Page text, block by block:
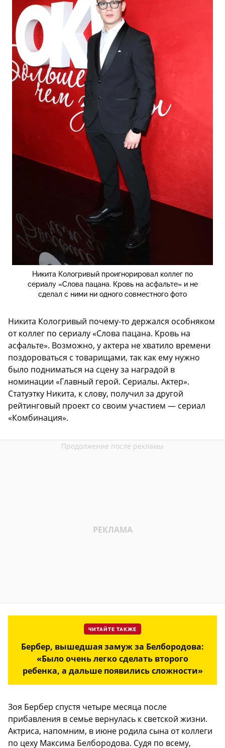
Никита Кологривый проигнорировал коллег по
сериалу «Слова пацана. Кровь на асфальте» и не
сделал с ними ни одного совместного фото
Никита Кологривый почему-то держался особняком
от коллег по сериалу «Слова пацана. Кровь на
асфальте». Возможно, у актера не хватило времени
поздороваться с товарищами, так как ему нужно
было подниматься на сцену за наградой в
номинации «Главный герой. Сериалы. Актер».
Статуэтку Никита, к слову, получил за другой
рейтинговый проект со своим участием — сериал
«Комбинация».
ЧИТАЙТЕ ТАКЖЕ
Бербер, вышедшая замуж за Белбородова:
«Было очень легко сделать второго
ребенка, а дальше появились сложности»
Зоя Бербер спустя четыре месяца после
прибавления в семье вернулась к светской жизни.
Актриса, напомним, в июне родила сына от коллеги
по цеху Максима Белбородова. Судя по всему,